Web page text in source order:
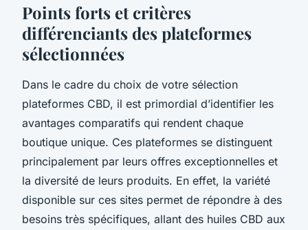
Points forts et critères
différenciants des plateformes
sélectionnées
Dans le cadre du choix de votre sélection
plateformes CBD, il est primordial d’identifier les
avantages comparatifs qui rendent chaque
boutique unique. Ces plateformes se distinguent
principalement par leurs offres exceptionnelles et
la diversité de leurs produits. En effet, la variété
disponible sur ces sites permet de répondre à des
besoins très spécifiques, allant des huiles CBD aux